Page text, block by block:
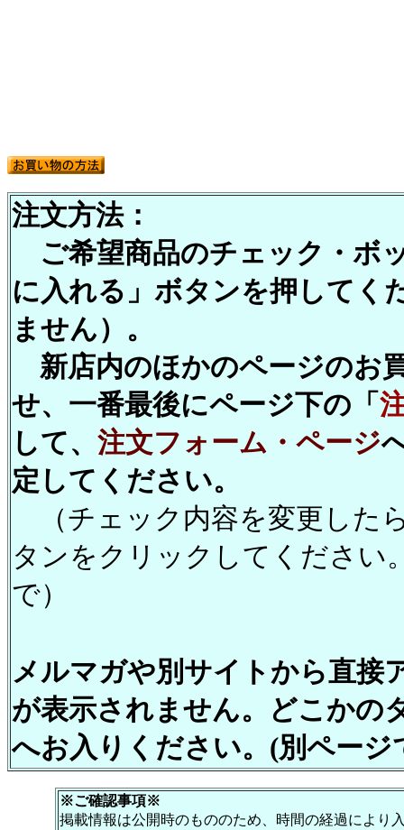
注文方法：
ご希望商品のチェック・ボ
に入れる」ボタンを押してく
ません）。
新店内のほかのページのお
せ、一番最後にページ下の「
して、 注文フォーム・ページ
定してください。
（チェック内容を変更した
タンをクリックしてください
で）
メルマガや別サイトから直接
が表示されません。どこかの
へお入りください。(別ページ
※ご確認事項※
掲載情報は公開時のもののため、時間の経過により